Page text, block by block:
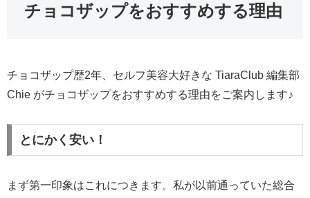
チョコザップをおすすめする理由
チョコザップ歴2年、セルフ美容大好きな TiaraClub 編集部
Chie がチョコザップをおすすめする理由をご案内します♪
とにかく安い！
まず第一印象はこれにつきます。私が以前通っていた総合